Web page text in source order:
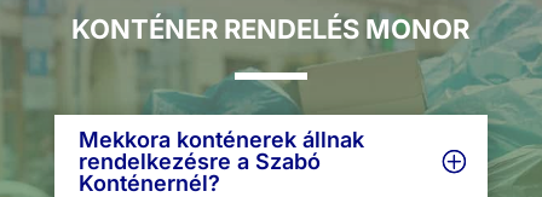
KONTÉNER RENDELÉS MONOR
Mekkora konténerek állnak
rendelkezésre a Szabó
Konténernél?